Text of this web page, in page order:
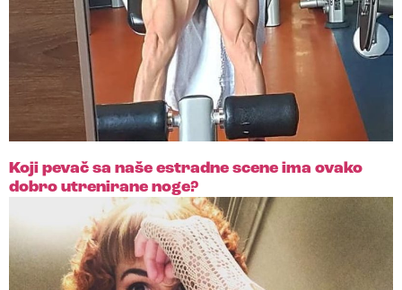
Koji pevač sa naše estradne scene ima ovako
dobro utrenirane noge?